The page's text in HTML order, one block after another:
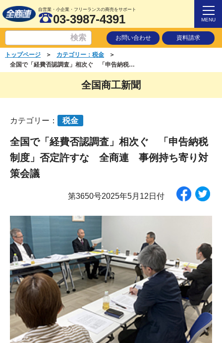
自営業・小企業・フリーランスの商売をサポート
03-3987-4391 MENU
お問い合わせ 資料請求
トップページ ＞ カテゴリー：税金
＞
全国で「経費否認調査」相次ぐ 「申告納税制度」否定許すな 全商連 事例持ち寄り対策会議
全国商工新聞
カテゴリー： 税金
全国で「経費否認調査」相次ぐ 「申告納税
制度」否定許すな 全商連 事例持ち寄り対
策会議
第3650号2025年5月12日付